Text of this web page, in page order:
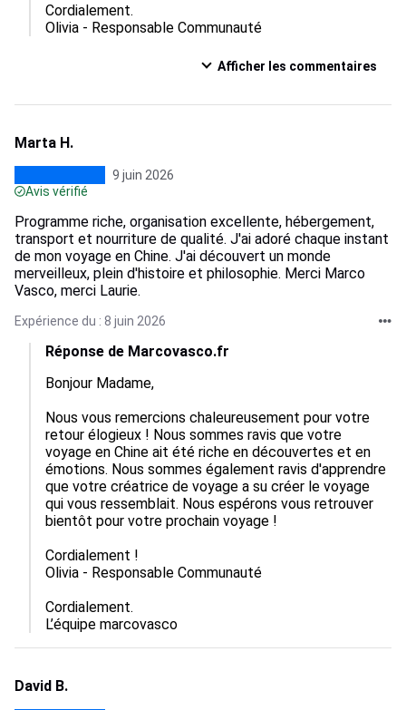
Cordialement.
Olivia - Responsable Communauté
Afficher les commentaires
Marta H.
9 juin 2026
Avis vérifié
Programme riche, organisation excellente, hébergement,
transport et nourriture de qualité. J'ai adoré chaque instant
de mon voyage en Chine. J'ai découvert un monde
merveilleux, plein d'histoire et philosophie. Merci Marco
Vasco, merci Laurie.
Expérience du : 8 juin 2026
Réponse de Marcovasco.fr
Bonjour Madame,
Nous vous remercions chaleureusement pour votre
retour élogieux ! Nous sommes ravis que votre
voyage en Chine ait été riche en découvertes et en
émotions. Nous sommes également ravis d'apprendre
que votre créatrice de voyage a su créer le voyage
qui vous ressemblait. Nous espérons vous retrouver
bientôt pour votre prochain voyage !
Cordialement !
Olivia - Responsable Communauté
Cordialement.
L’équipe marcovasco
David B.